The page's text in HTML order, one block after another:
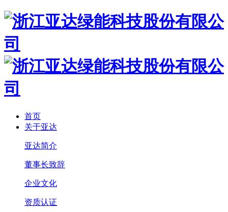
首页
关于亚达
亚达简介
董事长致辞
企业文化
资质认证